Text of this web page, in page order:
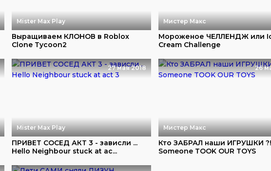
Mister Max Play
Выращиваем КЛОНОВ в Roblox
Clone Tycoon2
Мистер Макс
Мороженое ЧЕЛЛЕНДЖ или
Cream Challenge
27 мая 2018
Mister Max Play
ПРИВЕТ СОСЕД АКТ 3 - зависли ...
Hello Neighbour stuck at ac...
26
Мистер Макс
Кто ЗАБРАЛ наши ИГРУШКИ
Someone TOOK OUR TOYS